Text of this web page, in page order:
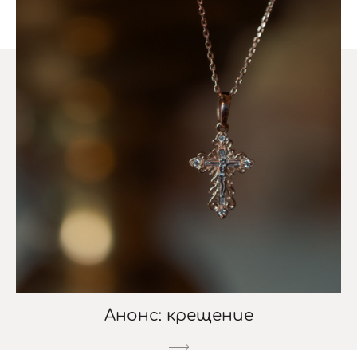
Анонс: крещение